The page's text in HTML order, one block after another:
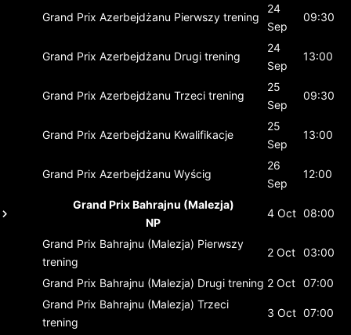
Grand Prix Azerbejdżanu Pierwszy trening
24
Sep
09:30
Grand Prix Azerbejdżanu Drugi trening
24
Sep
13:00
Grand Prix Azerbejdżanu Trzeci trening
25
Sep
09:30
Grand Prix Azerbejdżanu Kwalifikacje
25
Sep
13:00
Grand Prix Azerbejdżanu Wyścig
26
Sep
12:00
Grand Prix Bahrajnu (Malezja)
NP
4 Oct 08:00
Grand Prix Bahrajnu (Malezja) Pierwszy
trening
2 Oct 03:00
Grand Prix Bahrajnu (Malezja) Drugi trening 2 Oct 07:00
Grand Prix Bahrajnu (Malezja) Trzeci
trening
3 Oct 07:00